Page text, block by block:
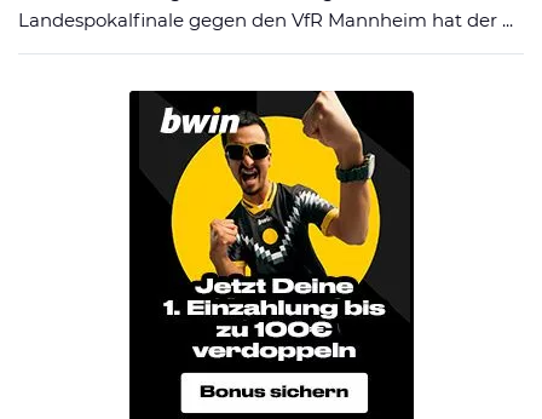
Landespokalfinale gegen den VfR Mannheim hat der ...